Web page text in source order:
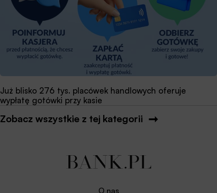
Już blisko 276 tys. placówek handlowych oferuje
wypłatę gotówki przy kasie
Zobacz wszystkie z tej kategorii
O nas